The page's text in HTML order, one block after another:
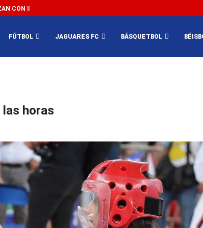
CON IMPEDIR EL MÉXICO VS SUDÁFRICA...
FÚTBOL JAGUARES FC BÁSQUETBOL
las horas